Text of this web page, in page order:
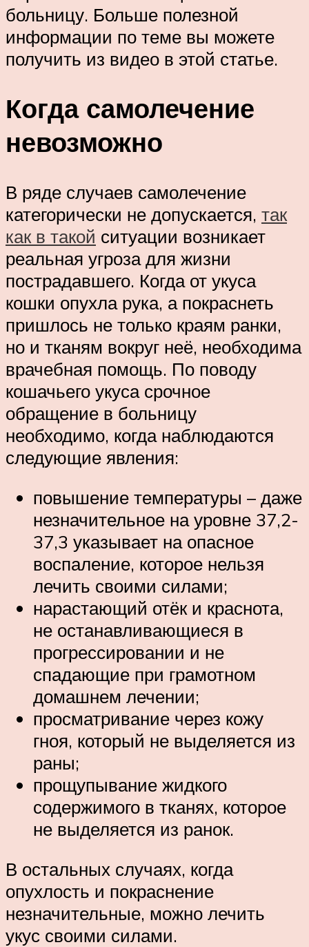
больницу. Больше полезной
информации по теме вы можете
получить из видео в этой статье.
Когда самолечение
невозможно
В ряде случаев самолечение
категорически не допускается, так
как в такой ситуации возникает
реальная угроза для жизни
пострадавшего. Когда от укуса
кошки опухла рука, а покраснеть
пришлось не только краям ранки,
но и тканям вокруг неё, необходима
врачебная помощь. По поводу
кошачьего укуса срочное
обращение в больницу
необходимо, когда наблюдаются
следующие явления:
повышение температуры – даже
незначительное на уровне 37,2-
37,3 указывает на опасное
воспаление, которое нельзя
лечить своими силами;
нарастающий отёк и краснота,
не останавливающиеся в
прогрессировании и не
спадающие при грамотном
домашнем лечении;
просматривание через кожу
гноя, который не выделяется из
раны;
прощупывание жидкого
содержимого в тканях, которое
не выделяется из ранок.
В остальных случаях, когда
опухлость и покраснение
незначительные, можно лечить
укус своими силами.